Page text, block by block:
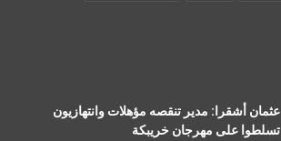
عثمان أشقرا: مدير تنقصه مؤهلات وانتهازيون
تسلطوا على مهرجان خريبكة